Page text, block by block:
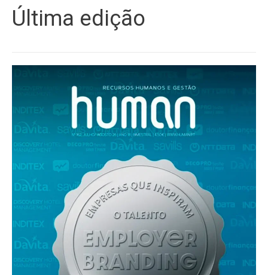
Última edição